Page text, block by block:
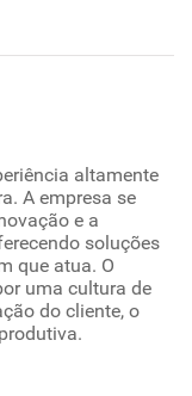
altamente
A empresa se
e a
soluções
que atua. O
uma cultura de
do cliente, o